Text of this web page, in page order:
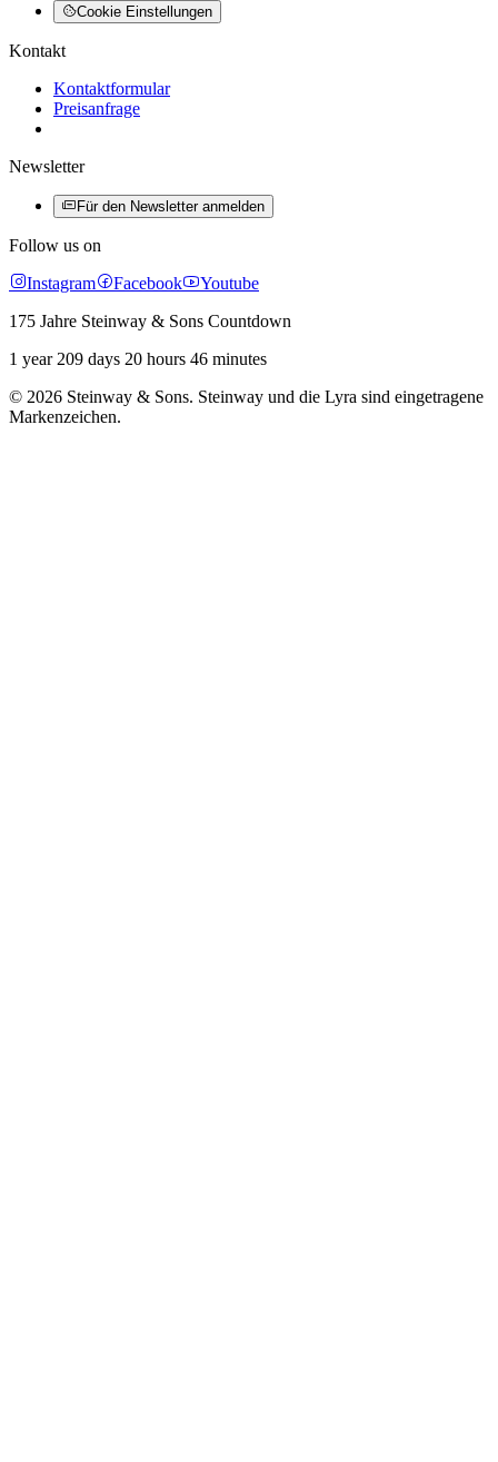
Cookie Einstellungen
Kontakt
Kontaktformular
Preisanfrage
Newsletter
Für den Newsletter anmelden
Follow us on
Instagram
Facebook
Youtube
175 Jahre Steinway & Sons Countdown
1 year 209 days 20 hours 46 minutes
© 2026 Steinway & Sons. Steinway und die Lyra sind eingetragene
Markenzeichen.